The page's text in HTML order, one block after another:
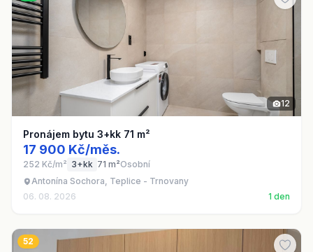
12
Pronájem bytu 3+kk 71 m²
17 900 Kč/měs.
252 Kč/m² 3+kk 71 m²Osobní
Antonína Sochora, Teplice - Trnovany
06. 08. 2026
1 den
52